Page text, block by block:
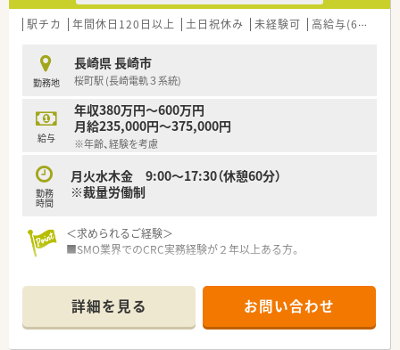
＜充実した福利厚生＞
・入社2年目から7連休取得(ほぼ全員が取得しています)
■育児休業復帰率96％ 育児時短勤務は、お子さんが小学校6年
生まで可能(1日6時間勤務)です。
■再雇用ライセンス制度 (退職後3年間であれば、同資格での再
入社可能）もございます。
■中途薬剤師の入社時研修は4日間(調剤での採用の場合は＋1日
でレセコン研修)個別にフォローアップ面談も行っています。
＜こんな薬局です＞
■最寄駅から徒歩1分とアクセス良好な立地です。商店街の中に
■内科・消化器科・呼吸器科など多数科目を応需しています。
OTC販売のスキルも身に着けることが出来る職場です。
駅チカ 年間休日120日以上 土日祝休み 未経験可 高給与(600万円以上)
勤務地
長崎県 長崎市
桜町駅 (長崎電軌３系統)
給与
年収380万円～600万円
月給235,000円～375,000円
※年齢、経験を考慮
勤務
時間
月火水木金 9:00～17:30（休憩60分）
※裁量労働制
＜求められるご経験＞
■SMO業界でのCRC実務経験が２年以上ある方。
■治験コーディネーター業務
医療機関が実施する治験業務をサポートするお仕事です。
（代表的な業務内容）
・被験者である患者さんへの治験内容説明補助
詳細を見る お問い合わせ